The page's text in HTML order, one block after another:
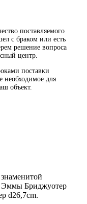
поставляемого
с браком или есть
решение вопроса
центр.
поставки
необходимое для
объект.
Эммы Бриджуотер
d26,7cm.